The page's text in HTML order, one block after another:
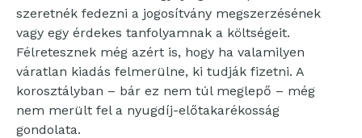
szeretnék fedezni a jogosítvány megszerzésének
vagy egy érdekes tanfolyamnak a költségeit.
Félretesznek még azért is, hogy ha valamilyen
váratlan kiadás felmerülne, ki tudják fizetni. A
korosztályban – bár ez nem túl meglepő – még
nem merült fel a nyugdíj-előtakarékosság
gondolata.